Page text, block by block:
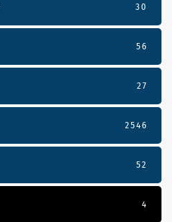
30
56
27
2546
52
4